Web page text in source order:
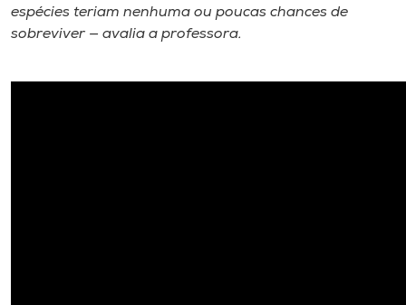
espécies teriam nenhuma ou poucas chances de
sobreviver — avalia a professora.